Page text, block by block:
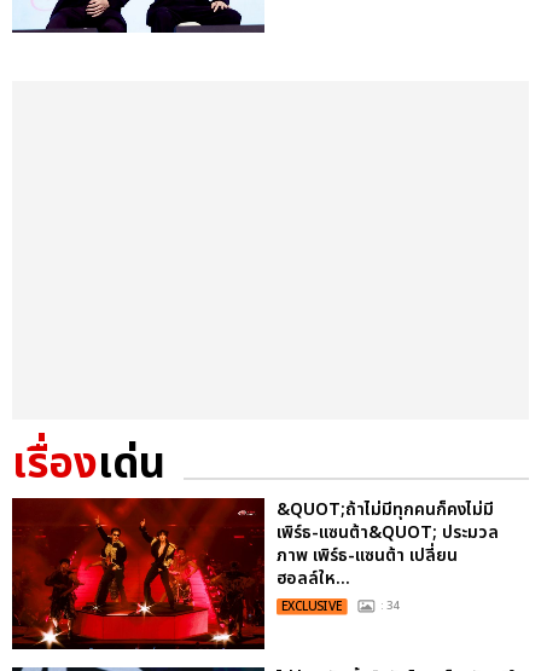
เรื่องเด่น
&QUOT;ถ้าไม่มีทุกคนก็คงไม่มี
เพิร์ธ-แซนต้า&QUOT; ประมวล
ภาพ เพิร์ธ-แซนต้า เปลี่ยน
ฮอลล์ให...
EXCLUSIVE : 34